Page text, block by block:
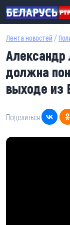
Перейти к основному
Лента новостей /
Александр
должна
выходе из
Поделиться: